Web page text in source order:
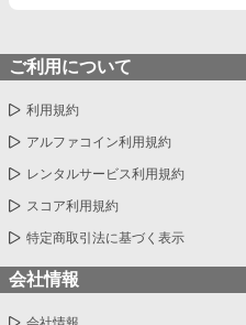
ご利用について
利用規約
アルファコイン利用規約
レンタルサービス利用規約
スコア利用規約
特定商取引法に基づく表示
会社情報